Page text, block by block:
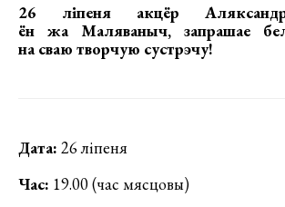
26 ліпеня акцёр
ён жа Маляваныч, запрашае
на сваю творчую сустрэчу!
Дата: 26 ліпеня
Час: 19.00 (час мясцовы)